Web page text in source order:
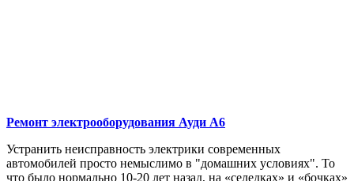
Ремонт электрооборудования Ауди А6
Устранить неисправность электрики современных
автомобилей просто немыслимо в "домашних условиях". То
что было нормально 10-20 лет назад, на «селедках» и «бочках»